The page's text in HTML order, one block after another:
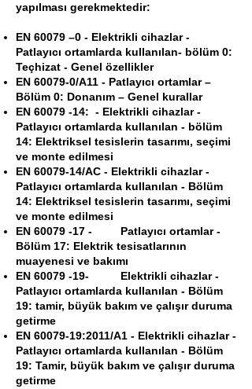
yapılması gerekmektedir:
EN 60079 –0 - Elektrikli cihazlar -
Patlayıcı ortamlarda kullanılan- bölüm 0:
Teçhizat - Genel özellikler
EN 60079-0/A11 - Patlayıcı ortamlar –
Bölüm 0: Donanım – Genel kurallar
EN 60079 -14: - Elektrikli cihazlar -
Patlayıcı ortamlarda kullanılan - bölüm
14: Elektriksel tesislerin tasarımı, seçimi
ve monte edilmesi
EN 60079-14/AC - Elektrikli cihazlar -
Patlayıcı ortamlarda kullanılan - Bölüm
14: Elektriksel tesislerin tasarımı, seçimi
ve monte edilmesi
EN 60079 -17 - Patlayıcı ortamlar -
Bölüm 17: Elektrik tesisatlarının
muayenesi ve bakımı
EN 60079 -19- Elektrikli cihazlar -
Patlayıcı ortamlarda kullanılan - Bölüm
19: tamir, büyük bakım ve çalışır duruma
getirme
EN 60079-19:2011/A1 - Elektrikli cihazlar -
Patlayıcı ortamlarda kullanılan - Bölüm
19: Tamir, büyük bakım ve çalışır duruma
getirme